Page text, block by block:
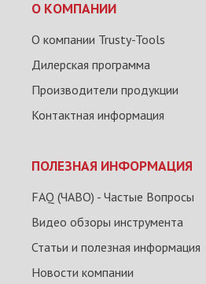
О КОМПАНИИ
О компании Trusty-Tools
Дилерская программа
Производители продукции
Контактная информация
ПОЛЕЗНАЯ ИНФОРМАЦИЯ
FAQ (ЧАВО) - Частые Вопросы
Видео обзоры инструмента
Статьи и полезная информация
Новости компании